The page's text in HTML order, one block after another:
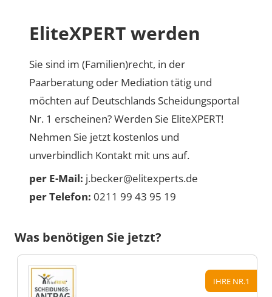
EliteXPERT werden
Sie sind im (Familien)recht, in der
Paarberatung oder Mediation tätig und
möchten auf Deutschlands Scheidungsportal
Nr. 1 erscheinen? Werden Sie EliteXPERT!
Nehmen Sie jetzt kostenlos und
unverbindlich Kontakt mit uns auf.
per E-Mail: j.becker@elitexperts.de
per Telefon: 0211 99 43 95 19
Was benötigen Sie jetzt?
IHRE NR.1